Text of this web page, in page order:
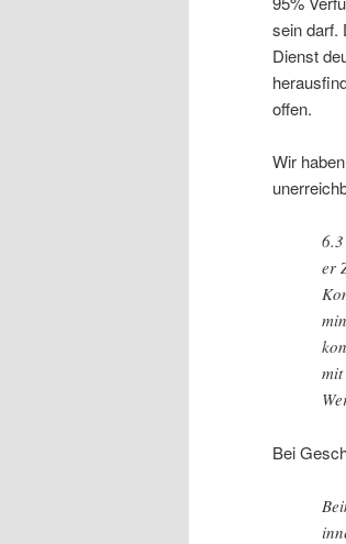
sein darf.
Dienst
offen.
Wir
er
Bei